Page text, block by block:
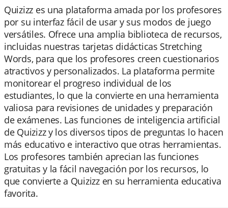
Quizizz es una plataforma amada por los profesores
por su interfaz fácil de usar y sus modos de juego
versátiles. Ofrece una amplia biblioteca de recursos,
incluidas nuestras tarjetas didácticas Stretching
Words, para que los profesores creen cuestionarios
atractivos y personalizados. La plataforma permite
monitorear el progreso individual de los
estudiantes, lo que la convierte en una herramienta
valiosa para revisiones de unidades y preparación
de exámenes. Las funciones de inteligencia artificial
de Quizizz y los diversos tipos de preguntas lo hacen
más educativo e interactivo que otras herramientas.
Los profesores también aprecian las funciones
gratuitas y la fácil navegación por los recursos, lo
que convierte a Quizizz en su herramienta educativa
favorita.